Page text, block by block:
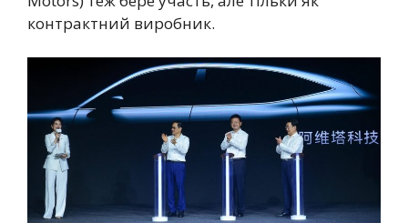
контрактний виробник.